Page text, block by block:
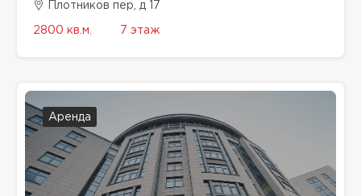
Плотников пер, д 17
2800 кв.м. 7 этаж
Аренда